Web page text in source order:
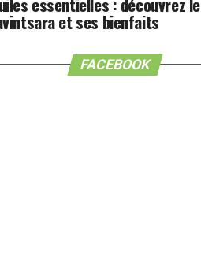
et ses bienfaits
FACEBOOK